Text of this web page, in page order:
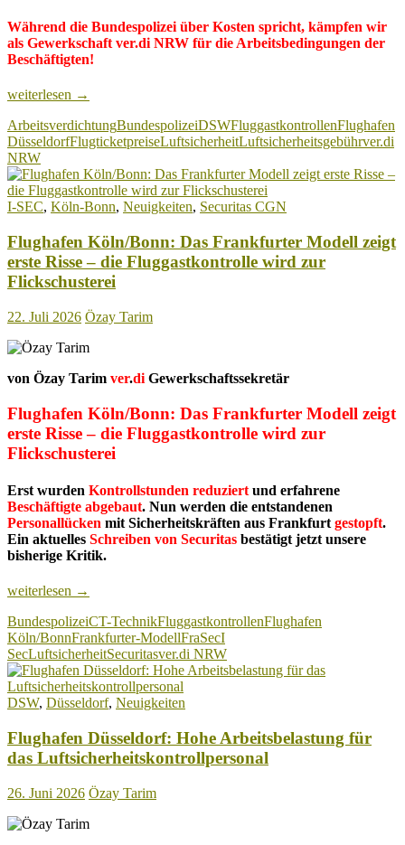
Während die Bundespolizei über Kosten spricht, kämpfen wir
als Gewerkschaft ver.di NRW für die Arbeitsbedingungen der
Beschäftigten!
Flughafen
Bundespolizei
bestätigt
Personalreduzierung
und
spricht
plötzlich
Flugticketpreise
weiterlesen →
ArbeitsverdichtungBundespolizeiDSWFluggastkontrollenFlughafen
DüsseldorfFlugticketpreiseLuftsicherheitLuftsicherheitsgebührver.di
NRW
I-SEC, Köln-Bonn, Neuigkeiten, Securitas CGN
Flughafen Köln/Bonn: Das Frankfurter Modell zeigt
erste Risse – die Fluggastkontrolle wird zur
Flickschusterei
22. Juli 2026 Özay Tarim
von Özay Tarim ver.di Gewerkschaftssekretär
Flughafen Köln/Bonn: Das Frankfurter Modell zeigt
erste Risse – die Fluggastkontrolle wird zur
Flickschusterei
Erst wurden Kontrollstunden reduziert und erfahrene
Beschäftigte abgebaut. Nun werden die entstandenen
Personallücken mit Sicherheitskräften aus Frankfurt gestopft.
Ein aktuelles Schreiben von Securitas bestätigt jetzt unsere
bisherige Kritik.
Flughafen
Das
Frankfurter
Modell
zeigt
erste
Risse
die
Fluggastkontrolle
wird
zur
Flickschusterei
weiterlesen →
BundespolizeiCT-TechnikFluggastkontrollenFlughafen
Köln/BonnFrankfurter-ModellFraSecI
SecLuftsicherheitSecuritasver.di NRW
DSW, Düsseldorf, Neuigkeiten
Flughafen Düsseldorf: Hohe Arbeitsbelastung für
das Luftsicherheitskontrollpersonal
26. Juni 2026 Özay Tarim